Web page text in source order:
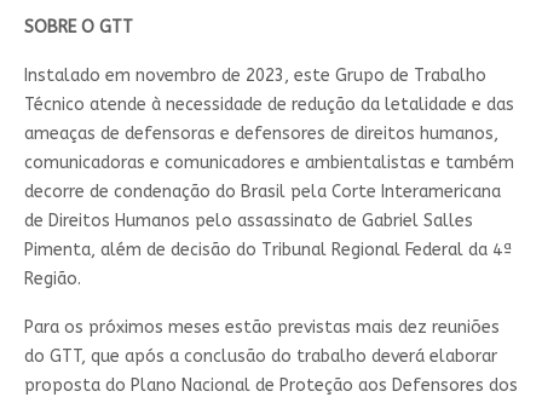
SOBRE O GTT
Instalado em novembro de 2023, este Grupo de Trabalho
Técnico atende à necessidade de redução da letalidade e das
ameaças de defensoras e defensores de direitos humanos,
comunicadoras e comunicadores e ambientalistas e também
decorre de condenação do Brasil pela Corte Interamericana
de Direitos Humanos pelo assassinato de Gabriel Salles
Pimenta, além de decisão do Tribunal Regional Federal da 4ª
Região.
Para os próximos meses estão previstas mais dez reuniões
do GTT, que após a conclusão do trabalho deverá elaborar
proposta do Plano Nacional de Proteção aos Defensores dos